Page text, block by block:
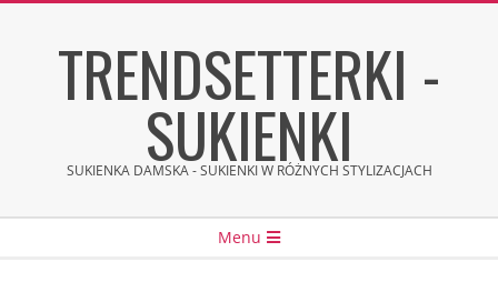
TRENDSETTERKI -
SUKIENKI
SUKIENKA DAMSKA - SUKIENKI W RÓŻNYCH STYLIZACJACH
Menu